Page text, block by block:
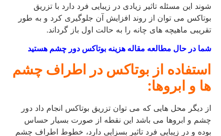
شوند این مسئله تاثیر زیادی در زیبایی فرد دارد با تزریق
بوتاکس می توان از روند افزایش آن جلوگیری کرد و به طور
تقریبی ماهیچه های چانه را به حالت اول باز گرداند.
شما در حال مطالعه مقاله هزینه بوتاکس دور چشم هستید
استفاده از بوتاکس در اطراف چشم
ها و ابروها:
از دیگر محل هایی که می توان تزریق بوتاکس انجام داد دور
چشم و ابروها می باشد این نقطه از صورت بسیار حساس
بوده و در زیبایی فرد تاثیر بسزایی دارد، خطوط اطراف چشم